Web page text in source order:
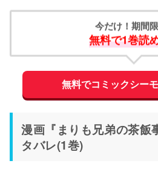
今だけ！期間
無料で1巻読
無料でコミックシー
漫画『まりも兄弟の茶飯
タバレ(1巻)